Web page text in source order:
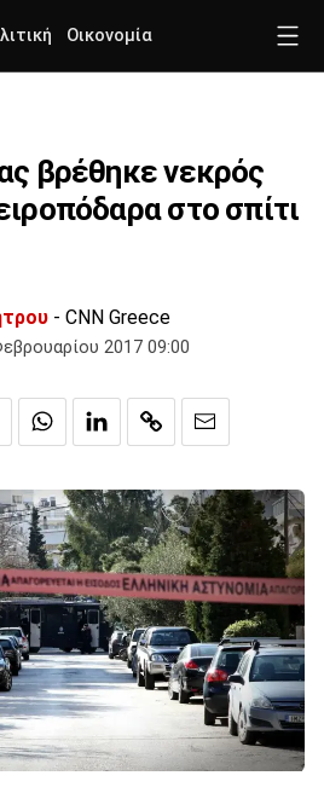
Οικονομία
βρέθηκε νεκρός
στο σπίτι
- CNN Greece
2017 09:00